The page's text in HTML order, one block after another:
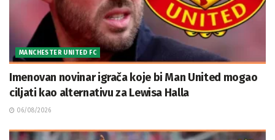
MANCHESTER UNITED FC
Imenovan novinar igrača koje bi Man United mogao
ciljati kao alternativu za Lewisa Halla
06/08/2026